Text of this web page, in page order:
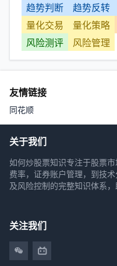
趋势判断
趋势反转
量化交易
量化策略
风险测评
风险管理
友情链接
同花顺
关于我们
如何炒股票知识专注于股票
费率，证券账户管理，到技
及风险控制的完整知识体系
关注我们